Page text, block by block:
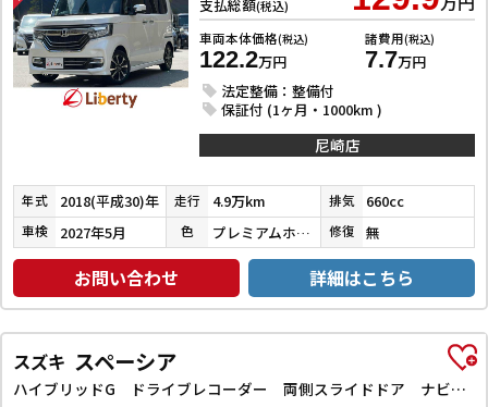
支払総額(税込)
車両本体価格(税込)
122.2万円
諸費用(税込)
7.7万円
法定整備：整備付
保証付 (1ヶ月・1000km )
尼崎店
年式 2018(平成30)年 走行 4.9万km 排気 660cc
車検 2027年5月 色 プレミアムホワイトパールⅡ 修復 無
お問い合わせ 詳細はこちら
スズキ スペーシア
ハイブリッドG ドライブレコーダー 両側スライドドア ナビ TV オートライト スマートキー アイドリングストップ 電動格納ミラー ベンチシート CVT ABS ESC CD エアコン パワーウィンドウ